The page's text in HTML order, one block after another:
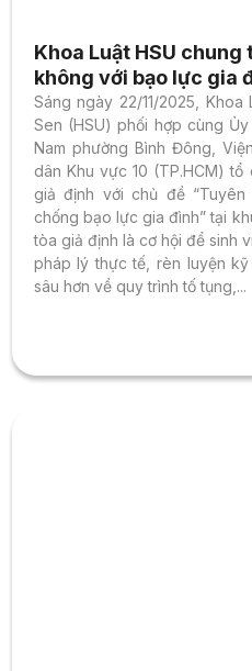
Khoa Luật HSU
không với bạo lực gia
Sáng ngày 22/11/2025,
Sen (HSU) phối hợp cùng
Nam phường Bình Đông,
dân Khu vực 10 (TP.HCM)
giả định với chủ đề
chống bạo lực gia đình” tại
tòa giả định là cơ hội để sinh
pháp lý thực tế, rèn luyện
sâu hơn về quy trình tố tụng,...